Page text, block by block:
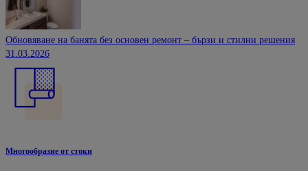
Обновяване на банята без основен ремонт – бързи и стилни решения
31.03.2026
Многообразие от стоки